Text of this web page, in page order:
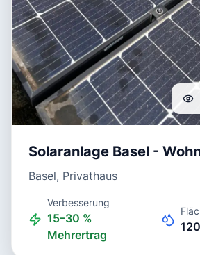
Solaranlage Basel -
Basel, Privathaus
Verbesserung
15–30 %
Mehrertrag